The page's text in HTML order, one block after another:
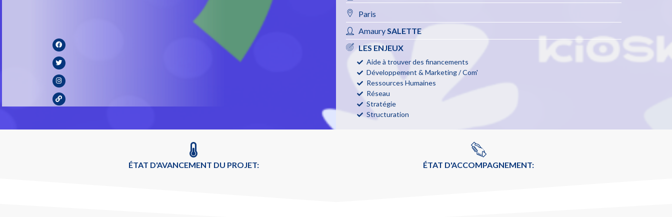
Paris
AmaurySALETTE
LES ENJEUX
Aide à trouver des financements
Développement & Marketing / Com'
Ressources Humaines
Réseau
Stratégie
Structuration
ÉTAT D'AVANCEMENT DU PROJET: ÉTAT D'ACCOMPAGNEMENT: